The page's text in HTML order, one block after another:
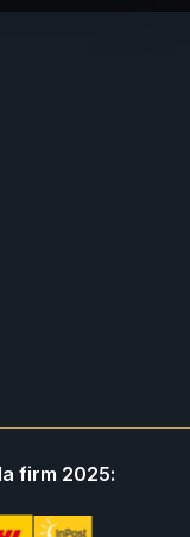
firm 2025: